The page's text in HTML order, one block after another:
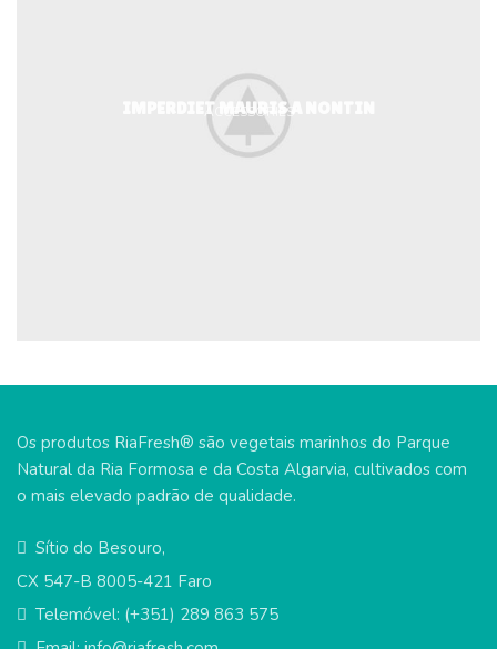
ACCESSORIES
IMPERDIET MAURIS A NONTIN
Os produtos RiaFresh® são vegetais marinhos do Parque
Natural da Ria Formosa e da Costa Algarvia, cultivados com
o mais elevado padrão de qualidade.
Sítio do Besouro,
CX 547-B 8005-421 Faro
Telemóvel: (+351) 289 863 575